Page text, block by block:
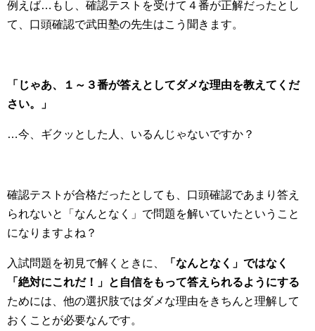
例えば…もし、確認テストを受けて４番が正解だったとし
て、口頭確認で武田塾の先生はこう聞きます。
「じゃあ、１～３番が答えとしてダメな理由を教えてくだ
さい。」
…今、ギクッとした人、いるんじゃないですか？
確認テストが合格だったとしても、口頭確認であまり答え
られないと「なんとなく」で問題を解いていたということ
になりますよね？
入試問題を初見で解くときに、
「なんとなく」ではなく
「絶対にこれだ！」と自信をもって答えられるようにする
ためには、他の選択肢ではダメな理由をきちんと理解して
おくことが必要なんです。